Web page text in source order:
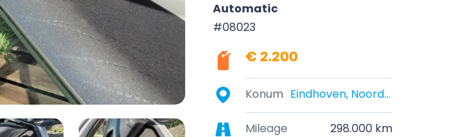
Automatic
#08023
€ 2.200
Konum Eindhoven, Noord-Brabant, Nederland
Mileage 298.000 km